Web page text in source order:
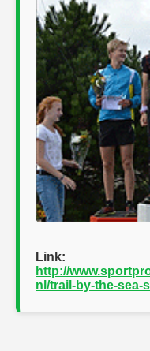
Link:
http://
nl/trail-by-the-sea-